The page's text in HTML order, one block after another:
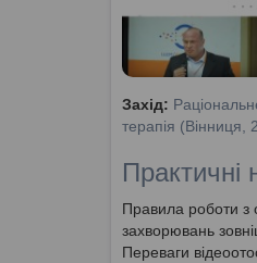
Захід:
терапія (Вінниця,
Практичні
Правила роботи з
захворювань
Переваги